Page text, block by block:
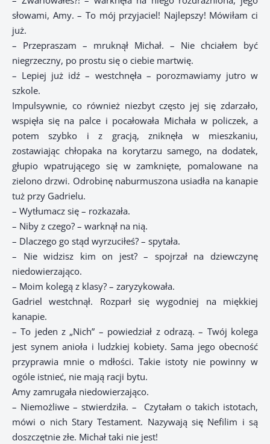
słowami, Amy. – To mój przyjaciel! Najlepszy! Mówiłam ci
już.
– Przepraszam – mruknął Michał. – Nie chciałem być
niegrzeczny, po prostu się o ciebie martwię.
– Lepiej już idź – westchnęła – porozmawiamy jutro w
szkole.
Impulsywnie, co również niezbyt często jej się zdarzało,
wspięła się na palce i pocałowała Michała w policzek, a
potem szybko i z gracją, zniknęła w mieszkaniu,
zostawiając chłopaka na korytarzu samego, na dodatek,
głupio wpatrującego się w zamknięte, pomalowane na
zielono drzwi. Odrobinę naburmuszona usiadła na kanapie
tuż przy Gadrielu.
– Wytłumacz się – rozkazała.
– Niby z czego? – warknął na nią.
– Dlaczego go stąd wyrzuciłeś? – spytała.
– Nie widzisz kim on jest? – spojrzał na dziewczynę
niedowierzająco.
– Moim kolegą z klasy? – zaryzykowała.
Gadriel westchnął. Rozparł się wygodniej na miękkiej
kanapie.
– To jeden z „Nich” – powiedział z odrazą. – Twój kolega
jest synem anioła i ludzkiej kobiety. Sama jego obecność
przyprawia mnie o mdłości. Takie istoty nie powinny w
ogóle istnieć, nie mają racji bytu.
Amy zamrugała niedowierzająco.
– Niemożliwe – stwierdziła. –
Czytałam o takich istotach,
mówi o nich Stary Testament. Nazywają się Nefilim i są
doszczętnie złe. Michał taki nie jest!